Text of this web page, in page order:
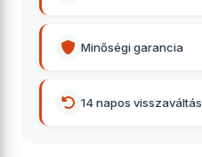
Minőségi garancia
14 napos visszaváltás